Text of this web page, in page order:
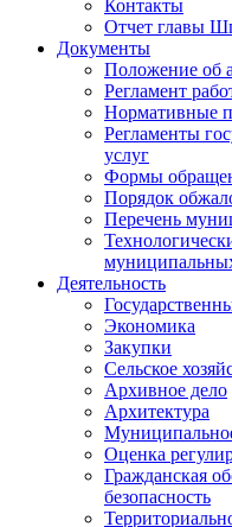
Контакты
Отчет главы
Документы
Положение об
Регламент
Нормативные
Регламенты
услуг
Формы
Порядок
Перечень
Деятельность
Экономика
Закупки
Сельское
Архивное дело
Архитектура
Оценка
Гражданская
безопасность